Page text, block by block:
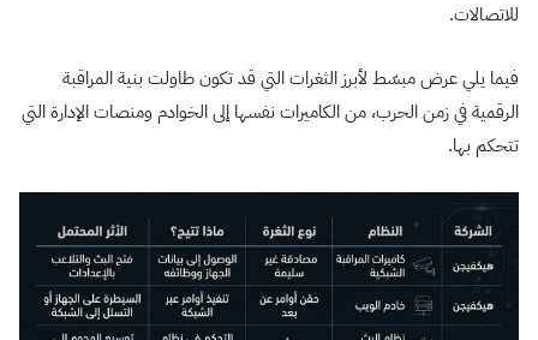
للاتصالات.
فيما يلي عرض مبسّط لأبرز الثغرات التي قد تكون طاولت بنية المراقبة
الرقمية في زمن الحرب، من الكاميرات نفسها إلى الخوادم ومنصات الإدارة التي
تتحكم بها.